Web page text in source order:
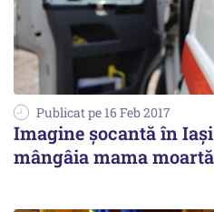
Publicat pe 16 Feb 2017
Imagine șocantă în
mângâia mama moartă